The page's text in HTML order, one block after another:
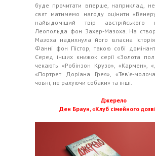
буде прочитати вперше, наприклад,
свят матимемо нагоду оцінити
найвідоміший твір австрійського
Леопольда фон Захер-Мазоха. На
Мазоха надихнула його власна
Фанні фон Пістор, такою собі
Серед інших книжок серії «Золота
чекають «Робінзон Крузо», «Кармен»,
«Портрет Доріана Грея», «Тев’є-
човні, не рахуючи собаки» та інші.
Джерело
Ден Браун, «Клуб сімейного